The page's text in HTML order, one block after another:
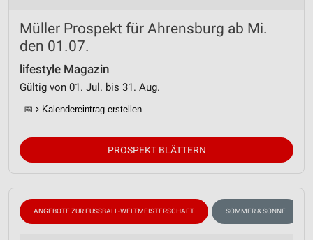
Müller Prospekt für Ahrensburg ab Mi.
den 01.07.
lifestyle Magazin
Gültig von 01. Jul. bis 31. Aug.
📅 Kalendereintrag erstellen
PROSPEKT BLÄTTERN
ANGEBOTE ZUR FUSSBALL-WELTMEISTERSCHAFT SOMMER & SONNE